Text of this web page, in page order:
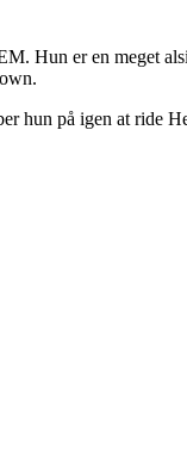
Hun er en meget
hun på igen at